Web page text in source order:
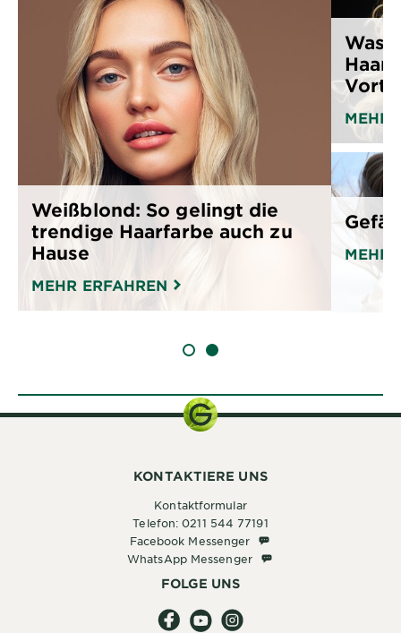
Weißblond: So gelingt die
trendige Haarfarbe auch zu
Hause
MEHR ERFAHREN
Was
MEHR
MEHR
SLIDE 1SLIDE 2
KONTAKTIERE UNS
Kontaktformular
Telefon: 0211 544 77191
Facebook Messenger Facebook Messenger
WhatsApp MessengerWhatsApp Messenger
FOLGE UNS